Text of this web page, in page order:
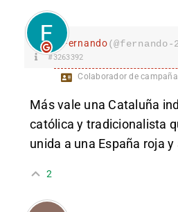
Fernando(@fernando-
#3263392
Colaborador de campaña
Más vale una Cataluña
católica y tradicionalista
unida a una España roja y
2